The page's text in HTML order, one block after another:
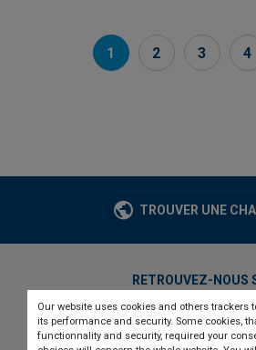
Our website uses cookies and others trackers
its performance and security. Some cookies,
functionnality and security, required your
1 2 3 4
TROUVER UNE
RETROUVEZ-NOUS
twitterlinkedin